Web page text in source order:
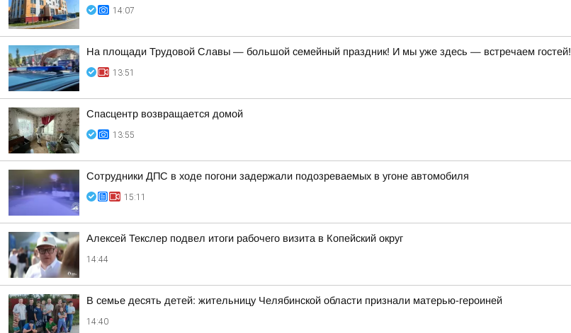
14:07
На площади Трудовой Славы — большой семейный праздник! И мы уже здесь — встречаем гостей!
13:51
Спасцентр возвращается домой
13:55
Сотрудники ДПС в ходе погони задержали подозреваемых в угоне автомобиля
15:11
Алексей Текслер подвел итоги рабочего визита в Копейский округ
14:44
В семье десять детей: жительницу Челябинской области признали матерью-героиней
14:40